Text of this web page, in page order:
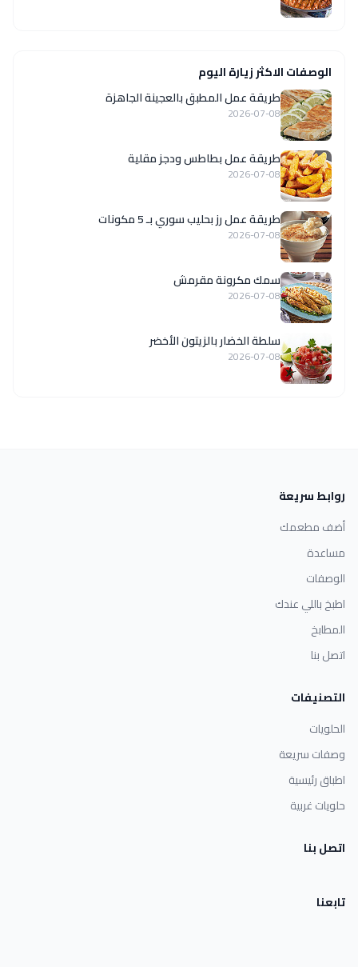
الوصفات الاكثر زيارة اليوم
طريقة عمل المطبق بالعجينة الجاهزة
2026-07-08
طريقة عمل بطاطس ودجز مقلية
2026-07-08
طريقة عمل رز بحليب سوري بـ 5 مكونات
2026-07-08
سمك مكرونة مقرمش
2026-07-08
سلطة الخضار بالزيتون الأخضر
2026-07-08
روابط سريعة
أضف مطعمك
مساعدة
الوصفات
اطبخ باللي عندك
المطابخ
اتصل بنا
التصنيفات
الحلويات
وصفات سريعة
اطباق رئيسية
حلويات غربية
اتصل بنا
تابعنا